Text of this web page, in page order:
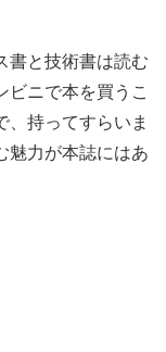
書と技術書は読む
ビニで本を買うこ
、持ってすらいま
魅力が本誌にはあ